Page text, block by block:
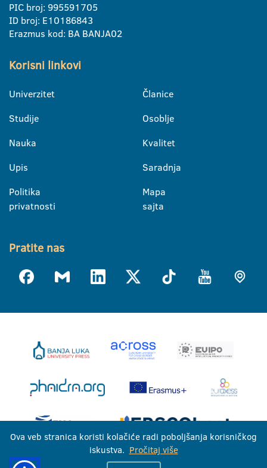
PIC broj: 995591705
ID broj: E10186843
Erazmus kod: BA BANJA02
Korisni linkovi
Univerzitet
Studije
Nauka
Upis
Politika
privatnosti
Članice
Osoblje
Kvalitet
Saradnja
Mapa
sajta
Pratite nas
Ova veb stranica koristi kolačiće radi poboljšanja korisničkog
iskustva. Pročitaj više